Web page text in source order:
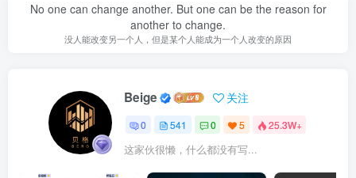
No one can change another. But one can be the reason for
another to change.
没人能改变另一个人，但是某个人能成为一个人改变的原因
Beige 关注
0 541 0 5 25.3W+
这家伙很懒，什么都没有写...